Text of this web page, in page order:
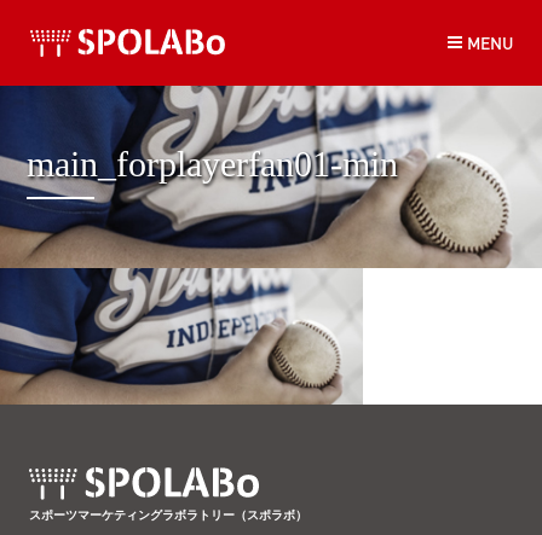
へ
ス
ッ
プ
MENU
main_forplayerfan01-min
スポーツマーケティングラボラトリー（スポラボ）